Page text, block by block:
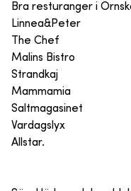
Bra resturanger i
Linnea&Peter
The Chef
Malins Bistro
Strandkaj
Mammamia
Saltmagasinet
Vardagslyx
Allstar.